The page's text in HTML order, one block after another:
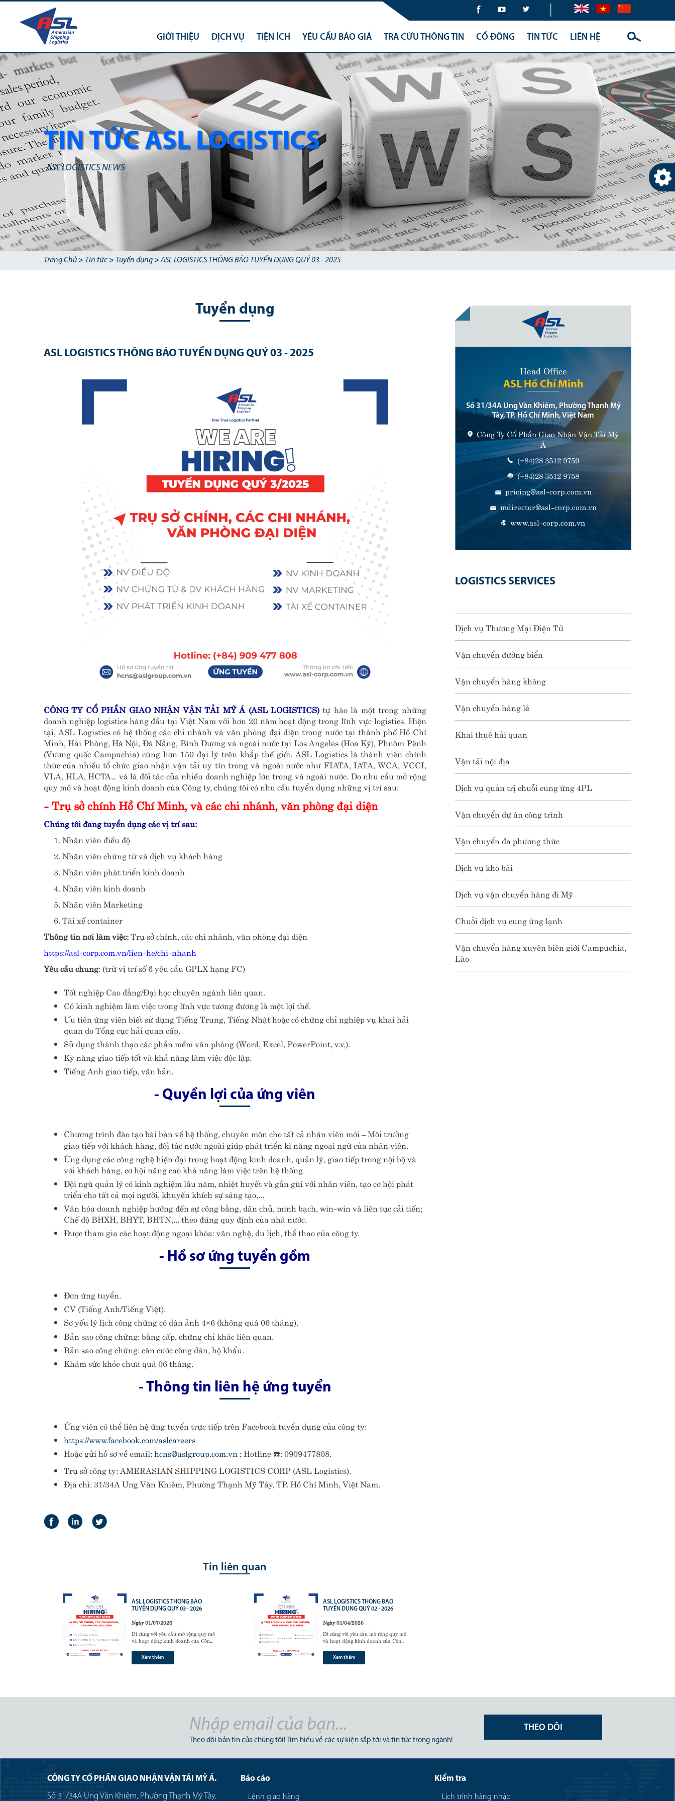
GIỚI THIỆU DỊCH VỤ TIỆN ÍCH YÊU CẦU BÁO GIÁ TRA CỨU THÔNG TIN CỔ ĐÔNG TIN TỨC LIÊN HỆ
TIN TỨC ASL LOGISTICS
ASL LOGISTICS NEWS
Trang Chủ > Tin tức > Tuyển dụng >ASL LOGISTICS THÔNG BÁO TUYỂN DỤNG QUÝ 03 - 2025
Tuyển dụng
ASL LOGISTICS THÔNG BÁO TUYỂN DỤNG QUÝ 03 - 2025
CÔNG TY CỔ PHẦN GIAO NHẬN VẬN TẢI MỸ Á (ASL LOGISTICS)tự hào là một trong những
doanh nghiệp logistics hàng đầu tại Việt Nam với hơn 20 năm hoạt động trong lĩnh vực logistics. Hiện
tại, ASL Logistics có hệ thống các chi nhánh và văn phòng đại diện trong nước tại thành phố Hồ Chí
Minh, Hải Phòng, Hà Nội, Đà Nẵng, Bình Dương và ngoài nước tại Los Angeles (Hoa Kỳ), Phnôm Pênh
(Vương quốc Campuchia) cùng hơn 150 đại lý trên khắp thế giới. ASL Logistics là thành viên chính
thức của nhiều tổ chức giao nhận vận tải uy tín trong và ngoài nước như FIATA, IATA, WCA, VCCI,
VLA, HLA, HCTA… và là đối tác của nhiều doanh nghiệp lớn trong và ngoài nước. Do nhu cầu mở rộng
quy mô và hoạt động kinh doanh của Công ty, chúng tôi có nhu cầu tuyển dụng những vị trí sau:
- Trụ sở chính Hồ Chí Minh, và các chi nhánh, văn phòng đại diện
Chúng tôi đang tuyển dụng các vị trí sau:
1. Nhân viên điều độ
2. Nhân viên chứng từ và dịch vụ khách hàng
3. Nhân viên phát triển kinh doanh
4. Nhân viên kinh doanh
5. Nhân viên Marketing
6. Tài xế container
Thông tin nơi làm việc:Trụ sở chính, các chi nhánh, văn phòng đại diện
https://asl-corp.com.vn/lien-he/chi-nhanh
Yêu cầu chung: (trừ vị trí số 6 yêu cầu GPLX hạng FC)
Tốt nghiệp Cao đẳng/Đại học chuyên ngành liên quan.
Có kinh nghiệm làm việc trong lĩnh vực tương đương là một lợi thế.
Ưu tiên ứng viên biết sử dụng Tiếng Trung, Tiếng Nhật hoặc có chứng chỉ nghiệp vụ khai hải
quan do Tổng cục hải quan cấp.
Sử dụng thành thạo các phần mềm văn phòng (Word, Excel, PowerPoint, v.v.).
Kỹ năng giao tiếp tốt và khả năng làm việc độc lập.
Tiếng Anh giao tiếp, văn bản.
- Quyền lợi của ứng viên
Chương trình đào tạo bài bản về hệ thống, chuyên môn cho tất cả nhân viên mới – Môi trường
giao tiếp với khách hàng, đối tác nước ngoài giúp phát triển kĩ năng ngoại ngữ của nhân viên.
Ứng dụng các công nghệ hiện đại trong hoạt động kinh doanh, quản lý, giao tiếp trong nội bộ và
với khách hàng, cơ hội nâng cao khả năng làm việc trên hệ thống.
Đội ngũ quản lý có kinh nghiệm lâu năm, nhiệt huyết và gần gũi với nhân viên, tạo cơ hội phát
triển cho tất cả mọi người, khuyến khích sự sáng tạo,...
Văn hóa doanh nghiệp hướng đến sự công bằng, dân chủ, minh bạch, win-win và liên tục cải tiến;
Chế độ BHXH, BHYT, BHTN,... theo đúng quy định của nhà nước.
Được tham gia các hoạt động ngoại khóa: văn nghệ, du lịch, thể thao của công ty.
- Hồ sơ ứng tuyển gồm
Đơn ứng tuyển.
CV (Tiếng Anh/Tiếng Việt).
Sơ yếu lý lịch công chứng có dán ảnh 4×6 (không quá 06 tháng).
Bản sao công chứng: bằng cấp, chứng chỉ khác liên quan.
Bản sao công chứng: căn cước công dân, hộ khẩu.
Khám sức khỏe chưa quá 06 tháng.
- Thông tin liên hệ ứng tuyển
Ứng viên có thể liên hệ ứng tuyển trực tiếp trên Facebook tuyển dụng của công ty:
https://www.facebook.com/aslcareers
Hoặc gửi hồ sơ về email:hcns@aslgroup.com.vn ; Hotline ☎️: 0909477808.
Trụ sở công ty: AMERASIAN SHIPPING LOGISTICS CORP (ASL Logistics).
Địa chỉ: 31/34A Ung Văn Khiêm, Phường Thạnh Mỹ Tây, TP. Hồ Chí Minh, Việt Nam.
Tin liên quan
ASL LOGISTICS THÔNG BÁO
TUYỂN DỤNG QUÝ 03 - 2026
Ngày 01/07/2026
Đi cùng với yêu cầu mở rộng quy mô
và hoạt động kinh doanh của Công
những vị trí sau trong Q3/2026:
Xem thêm
ASL LOGISTICS THÔNG BÁO
TUYỂN DỤNG QUÝ 02 - 2026
Ngày 01/04/2026
Đi cùng với yêu cầu mở rộng quy mô
và hoạt động kinh doanh của Công
những vị trí sau trong Q2/2026:
Xem thêm
Head Office
ASL Hồ Chí Minh
Số 31/34A Ung Văn Khiêm, Phường Thạnh Mỹ
Tây, TP. Hồ Chí Minh, Việt Nam
Công Ty Cổ Phần Giao Nhận Vận Tải Mỹ
Á
(+84)28 3512 9759
(+84)28 3512 9758
pricing@asl-corp.com.vn
mdirector@asl-corp.com.vn
www.asl-corp.com.vn
LOGISTICS SERVICES
Dịch vụ Thương Mại Điện Tử
Vận chuyển đường biển
Vận chuyển hàng không
Vận chuyển hàng lẻ
Khai thuê hải quan
Vận tải nội địa
Dịch vụ quản trị chuỗi cung ứng 4PL
Vận chuyển dự án công trình
Vận chuyển đa phương thức
Dịch vụ kho bãi
Dịch vụ vận chuyển hàng đi Mỹ
Chuỗi dịch vụ cung ứng lạnh
Vận chuyển hàng xuyên biên giới Campuchia,
Lào
Theo dõi bản tin của chúng tôi! Tìm hiểu về các sự kiện sắp tới và tin tức trong ngành!
THEO DÕI
CÔNG TY CỔ PHẦN GIAO NHẬN VẬN TẢI MỸ Á.
Số 31/34A Ung Văn Khiêm, Phường Thạnh Mỹ Tây,
Báo cáo
Lệnh giao hàng
Kiểm tra
Lịch trình hàng nhập